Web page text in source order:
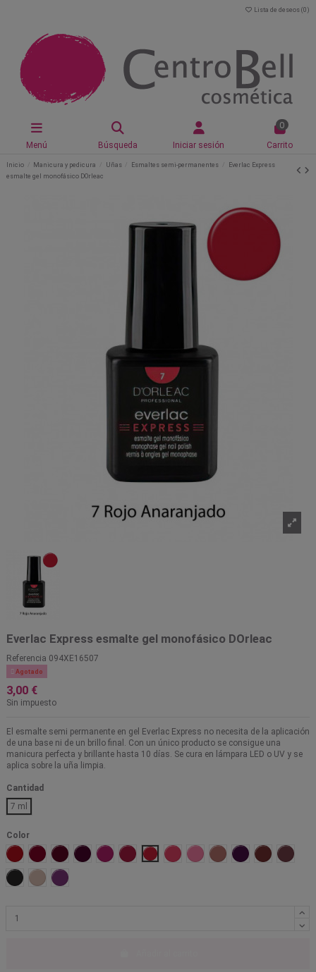
Lista de deseos (0 )
Menú Búsqueda Iniciar sesión
0
Carrito
Inicio Manicura y pedicura Uñas Esmaltes semi-permanentes
Everlac Express
esmalte gel monofásico DOrleac
Everlac Express esmalte gel monofásico DOrleac
Referencia 094XE16507
 Agotado
3,00 €
Sin impuesto
El esmalte semi permanente en gel Everlac Express no necesita de la aplicación
de una base ni de un brillo final. Con un único producto se consigue una
manicura perfecta y brillante hasta 10 días. Se cura en lámpara LED o UV y se
aplica sobre la uña limpia.
Cantidad
7 ml
Color
01 Rojo 02 Cereza03 Burdeos
04 Rubí 05 Fucsia06 Frambuesa
07 Rojo anaranjado
08 Coral perlado
09 Rosa nude
10 Beige nude
11 Vino 12 Chocolate
14
17 Negro18 Crema perlado
19 Violeta